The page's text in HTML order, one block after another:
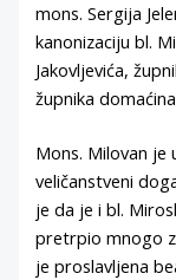
mons. Sergija
kanonizaciju bl.
Jakovljevića,
župnika
Mons. Milovan
veličanstveni
je da je i bl.
pretrpio mnogo
je proslavljena